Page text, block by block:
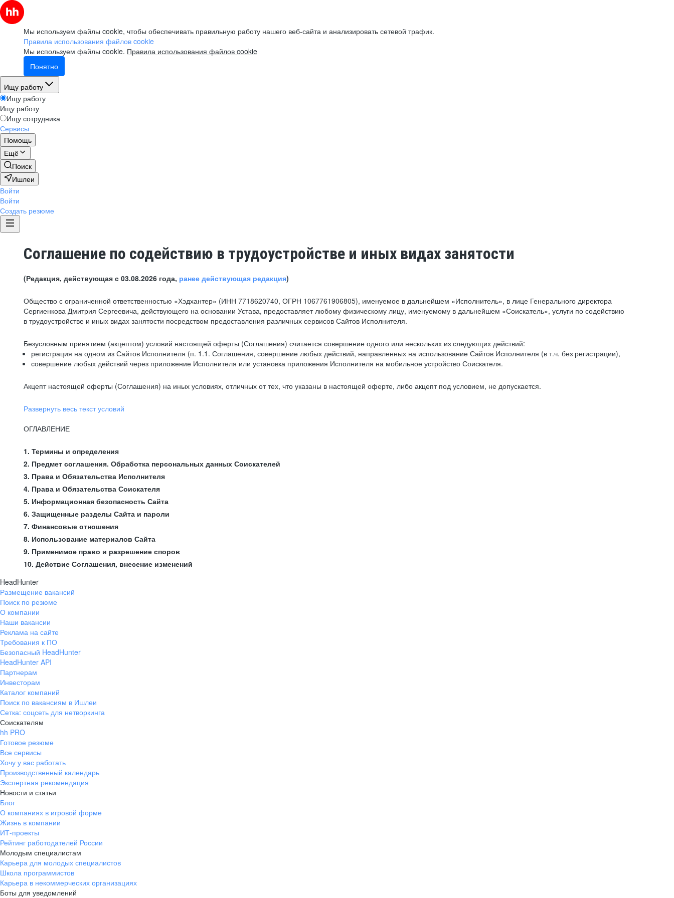
Мы используем файлы cookie, чтобы обеспечивать правильную работу нашего веб-сайта и анализировать сетевой трафик.
Правила использования файлов cookie
Мы используем файлы cookie. Правила использования файлов cookie
Понятно
Ищу работу
Ищу работу
Ищу работу
Ищу сотрудника
Сервисы
Помощь
Ещё
Поиск
Ишлеи
Войти
Войти
Создать резюме
Соглашение по содействию в трудоустройстве и иных видах занятости
(Редакция, действующая с 03.08.2026 года, ранее действующая редакция)
Общество с ограниченной ответственностью «Хэдхантер» (ИНН 7718620740, ОГРН 1067761906805), именуемое в дальнейшем «Исполнитель», в лице Генерального директора
Сергиенкова Дмитрия Сергеевича, действующего на основании Устава, предоставляет любому физическому лицу, именуемому в дальнейшем «Соискатель», услуги по содействию
в трудоустройстве и иных видах занятости посредством предоставления различных сервисов Сайтов Исполнителя.
Безусловным принятием (акцептом) условий настоящей оферты (Соглашения) считается совершение одного или нескольких из следующих действий:
регистрация на одном из Сайтов Исполнителя (п. 1.1. Соглашения, совершение любых действий, направленных на использование Сайтов Исполнителя (в т.ч. без регистрации),
совершение любых действий через приложение Исполнителя или установка приложения Исполнителя на мобильное устройство Соискателя.
Акцепт настоящей оферты (Соглашения) на иных условиях, отличных от тех, что указаны в настоящей оферте, либо акцепт под условием, не допускается.
Развернуть весь текст условий
ОГЛАВЛЕНИЕ
1. Термины и определения
2. Предмет соглашения. Обработка персональных данных Соискателей
3. Права и Обязательства Исполнителя
4. Права и Обязательства Соискателя
5. Информационная безопасность Сайта
6. Защищенные разделы Сайта и пароли
7. Финансовые отношения
8. Использование материалов Сайта
9. Применимое право и разрешение споров
10. Действие Соглашения, внесение изменений
HeadHunter
Размещение вакансий
Поиск по резюме
О компании
Наши вакансии
Реклама на сайте
Требования к ПО
Безопасный HeadHunter
HeadHunter API
Партнерам
Инвесторам
Каталог компаний
Поиск по вакансиям в Ишлеи
Сетка: соцсеть для нетворкинга
Соискателям
hh PRO
Готовое резюме
Все сервисы
Хочу у вас работать
Производственный календарь
Экспертная рекомендация
Новости и статьи
Блог
О компаниях в игровой форме
Жизнь в компании
ИТ-проекты
Рейтинг работодателей России
Молодым специалистам
Карьера для молодых специалистов
Школа программистов
Карьера в некоммерческих организациях
Боты для уведомлений